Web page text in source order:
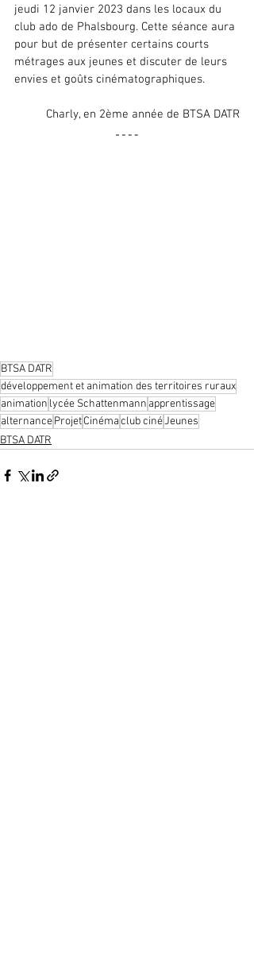
jeudi 12 janvier 2023 dans les locaux du
club ado de Phalsbourg. Cette séance aura
pour but de présenter certains courts
métrages aux jeunes et discuter de leurs
envies et goûts cinématographiques.
Charly, en 2ème année de BTSA DATR
BTSA DATR
développement et animation des territoires ruraux
animation lycée Schattenmann apprentissage
alternanceProjetCinémaclub cinéJeunes
BTSA DATR